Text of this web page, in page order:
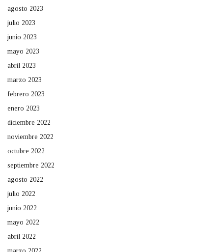
agosto 2023
julio 2023
junio 2023
mayo 2023
abril 2023
marzo 2023
febrero 2023
enero 2023
diciembre 2022
noviembre 2022
octubre 2022
septiembre 2022
agosto 2022
julio 2022
junio 2022
mayo 2022
abril 2022